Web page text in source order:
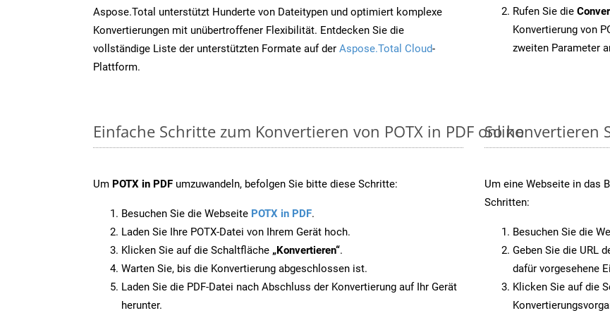
Aspose.Total unterstützt Hunderte von Dateitypen und optimiert komplexe
Konvertierungen mit unübertroffener Flexibilität. Entdecken Sie die
vollständige Liste der unterstützten Formate auf der Aspose.Total Cloud-
Plattform.
Rufen Sie die
Konvertierung von
zweiten Parameter
Einfache Schritte zum Konvertieren von POTX in PDF online
Um POTX in PDF umzuwandeln, befolgen Sie bitte diese Schritte:
Besuchen Sie die Webseite POTX in PDF.
Laden Sie Ihre POTX-Datei von Ihrem Gerät hoch.
Klicken Sie auf die Schaltfläche „Konvertieren“.
Warten Sie, bis die Konvertierung abgeschlossen ist.
Laden Sie die PDF-Datei nach Abschluss der Konvertierung auf Ihr Gerät
herunter.
So konvertieren
Um eine Webseite in das
Schritten:
Besuchen Sie die
Geben Sie die URL
dafür vorgesehene
Klicken Sie auf die